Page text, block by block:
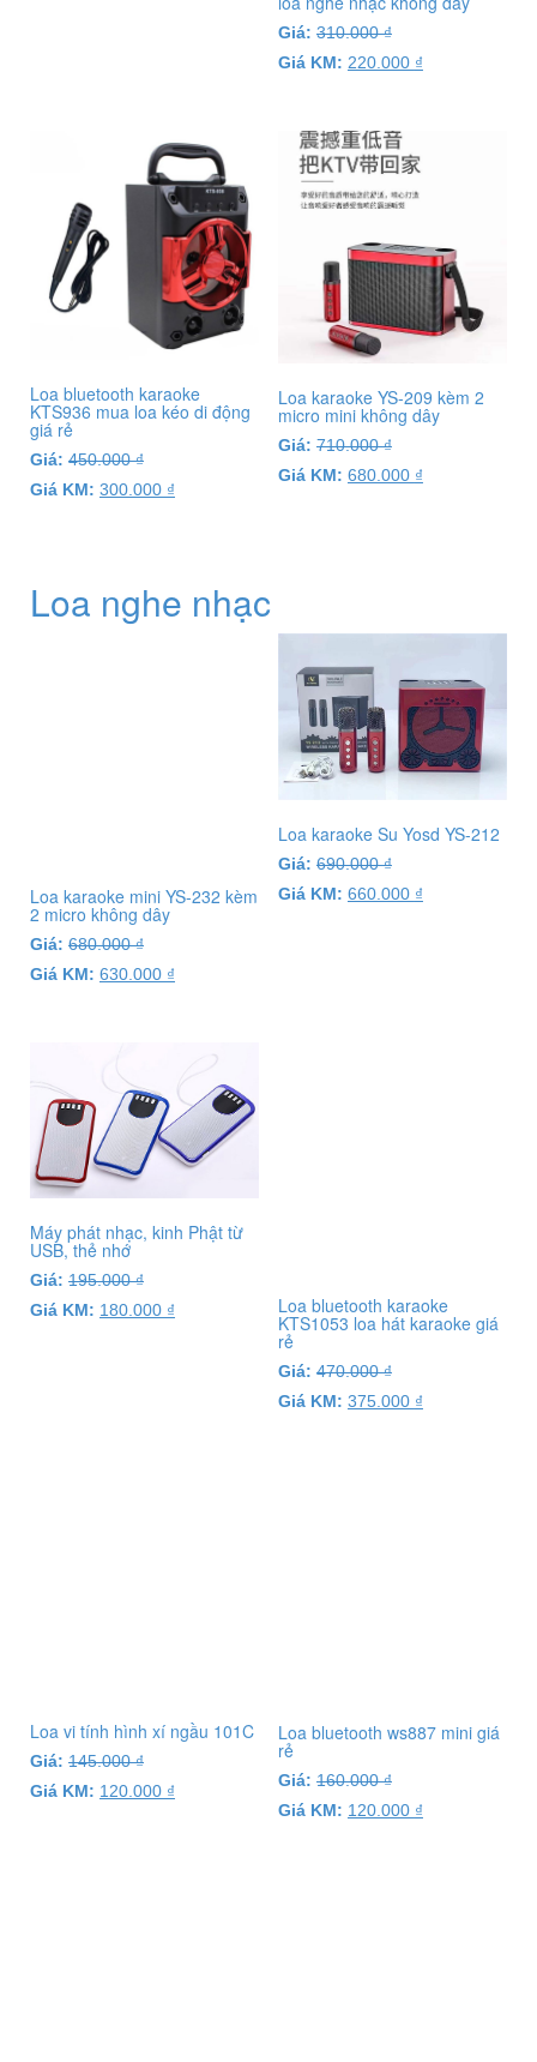
Giá: 310.000₫
Giá KM: 220.000 ₫
Loa bluetooth karaoke
KTS936 mua loa kéo di động
giá rẻ
Giá: 450.000₫
Giá KM: 300.000 ₫
Loa karaoke YS-209 kèm 2
micro mini không dây
Giá: 710.000₫
Giá KM: 680.000 ₫
Loa nghe nhạc
Loa karaoke mini YS-232 kèm
2 micro không dây
Giá: 680.000₫
Giá KM: 630.000 ₫
Loa karaoke Su Yosd YS-212
Giá: 690.000₫
Giá KM: 660.000 ₫
Máy phát nhạc, kinh Phật từ
USB, thẻ nhớ
Giá: 195.000₫
Giá KM: 180.000 ₫ Loa bluetooth karaoke
KTS1053 loa hát karaoke giá
rẻ
Giá: 470.000₫
Giá KM: 375.000 ₫
Loa vi tính hình xí ngầu 101C
Giá: 145.000₫
Giá KM: 120.000 ₫
Loa bluetooth ws887 mini giá
rẻ
Giá: 160.000₫
Giá KM: 120.000 ₫